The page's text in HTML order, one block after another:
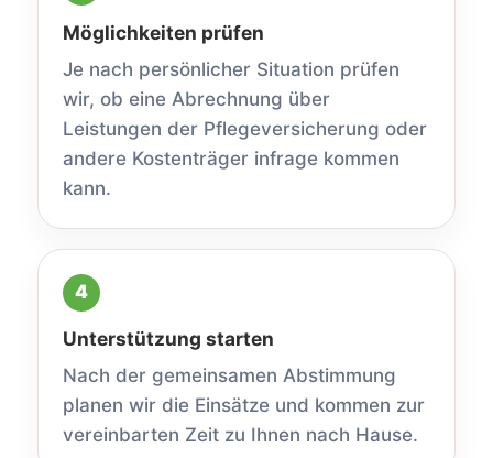
Möglichkeiten prüfen
Je nach persönlicher Situation prüfen
wir, ob eine Abrechnung über
Leistungen der Pflegeversicherung oder
andere Kostenträger infrage kommen
kann.
Unterstützung starten
Nach der gemeinsamen Abstimmung
planen wir die Einsätze und kommen zur
vereinbarten Zeit zu Ihnen nach Hause.